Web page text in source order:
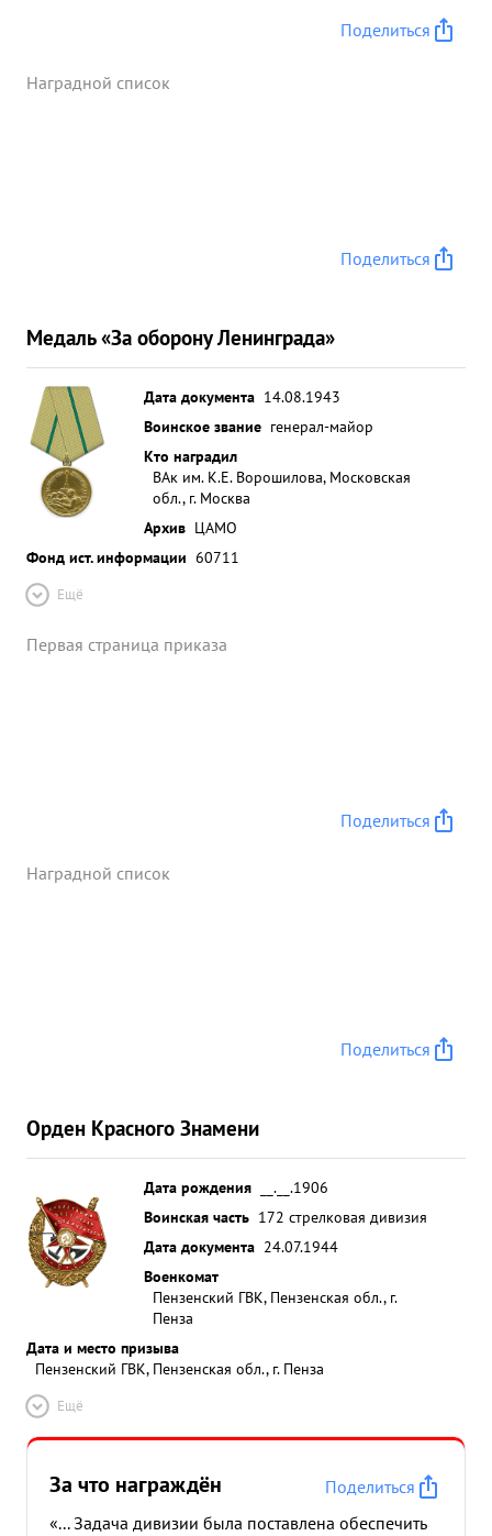
Поделиться
Наградной список
Поделиться
Медаль «За оборону Ленинграда»
Дата документа 14.08.1943
Воинское звание генерал-майор
Кто наградил
ВАк им. К.Е. Ворошилова, Московская
обл., г. Москва
Архив ЦАМО
Фонд ист. информации 60711
Ещё
Первая страница приказа
Поделиться
Наградной список
Поделиться
Орден Красного Знамени
Дата рождения
__.__.1906
Воинская часть 172 стрелковая дивизия
Дата документа 24.07.1944
Военкомат
Пензенский ГВК, Пензенская обл., г.
Пенза
Дата и место призыва
Пензенский ГВК, Пензенская обл., г. Пенза
Ещё
За что награждён
Поделиться
«... Задача дивизии была поставлена обеспечить